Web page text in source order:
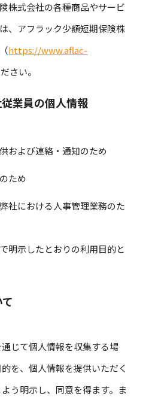
株式会社の各種商品やサービ
、アフラック少額短期保険株
https://www.aflac-
さい。
業員の個人情報
および連絡・通知のため
ため
社における人事管理業務のた
明示したとおりの利用目的と
じて個人情報を収集する場
を、個人情報を提供いただく
う明示し、同意を得ます。ま